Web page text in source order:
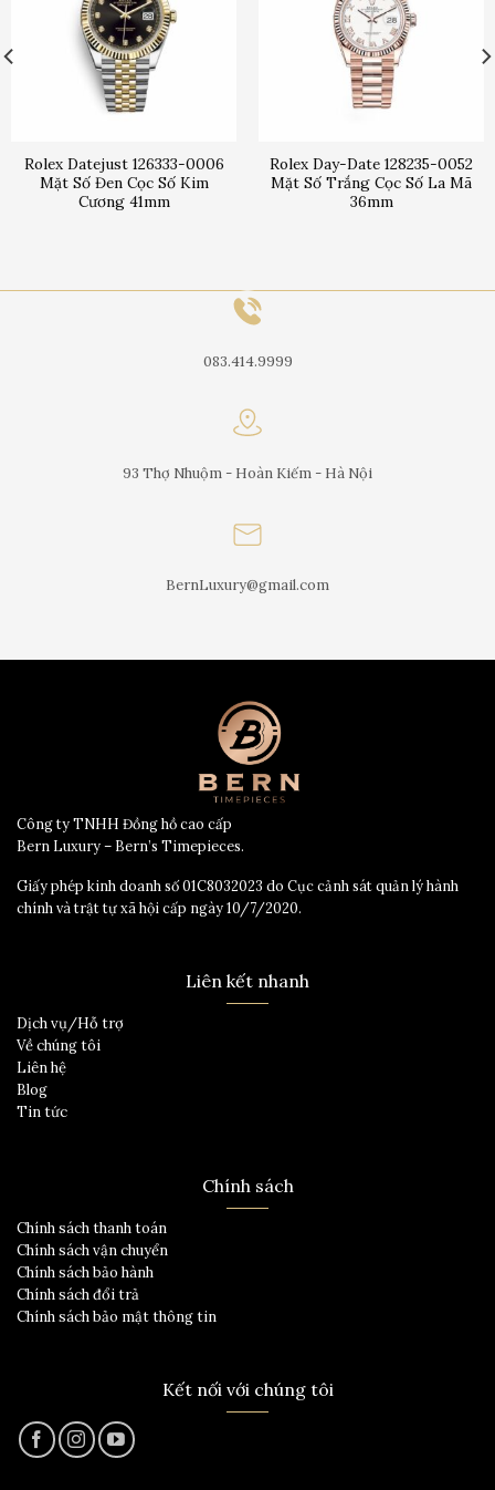
Rolex Datejust 126333-0006
Mặt Số Đen Cọc Số Kim
Cương 41mm
Rolex Day-Date 128235-0052
Mặt Số Trắng Cọc Số La Mã
36mm
083.414.9999
93 Thợ Nhuộm - Hoàn Kiếm - Hà Nội
BernLuxury@gmail.com
Công ty TNHH Đồng hồ cao cấp
Bern Luxury – Bern’s Timepieces.
Giấy phép kinh doanh số 01C8032023 do Cục cảnh sát quản lý hành
chính và trật tự xã hội cấp ngày 10/7/2020.
Liên kết nhanh
Dịch vụ/Hỗ trợ
Về chúng tôi
Liên hệ
Blog
Tin tức
Chính sách
Chính sách thanh toán
Chính sách vận chuyển
Chính sách bảo hành
Chính sách đổi trả
Chính sách bảo mật thông tin
Kết nối với chúng tôi